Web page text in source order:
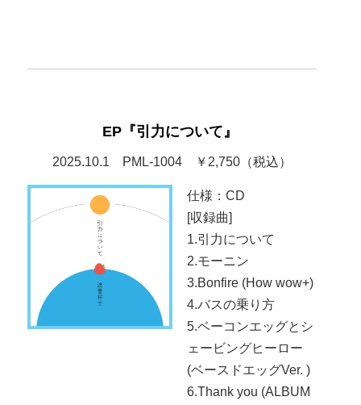
EP『引力について』
2025.10.1 PML-1004 ￥2,750（税込）
仕様：CD
[収録曲]
1.引力について
2.モーニン
3.Bonfire (How wow+)
4.バスの乗り方
5.ベーコンエッグとシ
ェービングヒーロー
(ベースドエッグVer. )
6.Thank you (ALBUM